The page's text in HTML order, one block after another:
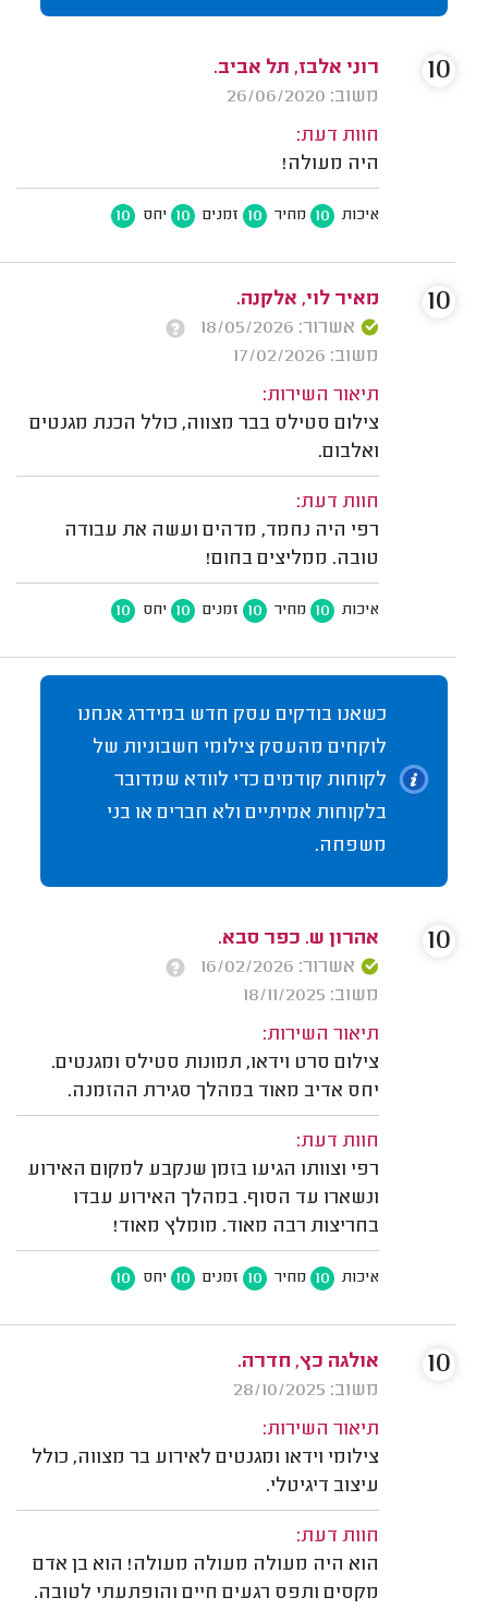
רוני אלבז, תל אביב.
משוב: 26/06/2020
חוות דעת:
היה מעולה!
איכות 10 מחיר 10 זמנים 10 יחס 10
10
מאיר לוי, אלקנה.
אשרור: 18/05/2026
משוב: 17/02/2026
תיאור השירות:
צילום סטילס בבר מצווה, כולל הכנת מגנטים
ואלבום.
חוות דעת:
רפי היה נחמד, מדהים ועשה את עבודה
טובה. ממליצים בחום!
איכות 10 מחיר 10 זמנים 10 יחס 10
10
כשאנו בודקים עסק חדש במידרג אנחנו
לוקחים מהעסק צילומי חשבוניות של
לקוחות קודמים כדי לוודא שמדובר
בלקוחות אמיתיים ולא חברים או בני
משפחה.
אהרון ש. כפר סבא.
אשרור: 16/02/2026
משוב: 18/11/2025
תיאור השירות:
צילום סרט וידאו, תמונות סטילס ומגנטים.
יחס אדיב מאוד במהלך סגירת ההזמנה.
חוות דעת:
רפי וצוותו הגיעו בזמן שנקבע למקום האירוע
ונשארו עד הסוף. במהלך האירוע עבדו
בחריצות רבה מאוד. מומלץ מאוד!
איכות 10 מחיר 10 זמנים 10 יחס 10
10
אולגה כץ, חדרה.
משוב: 28/10/2025
תיאור השירות:
צילומי וידאו ומגנטים לאירוע בר מצווה, כולל
עיצוב דיגיטלי.
חוות דעת:
הוא היה מעולה מעולה מעולה! הוא בן אדם
מקסים ותפס רגעים חיים והופתעתי לטובה.
10